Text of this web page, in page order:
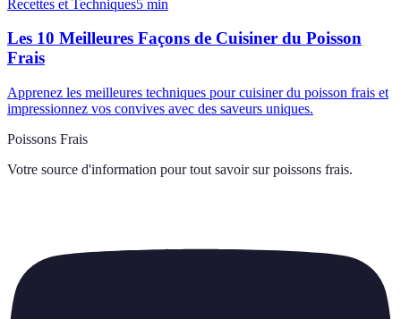
Recettes et Techniques5 min
Les 10 Meilleures Façons de Cuisiner du Poisson
Frais
Apprenez les meilleures techniques pour cuisiner du poisson frais et
impressionnez vos convives avec des saveurs uniques.
Poissons Frais
Votre source d'information pour tout savoir sur poissons frais.